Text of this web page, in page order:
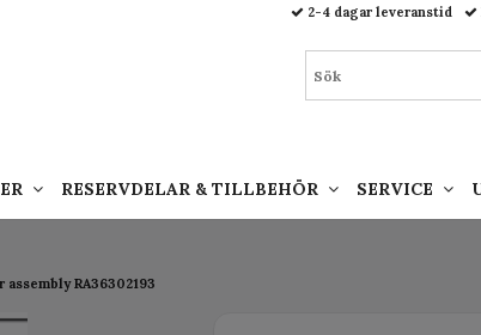
RA36302193
2-4 dagar leveranstid
RESERVDELAR & TILLBEHÖR SERVICE